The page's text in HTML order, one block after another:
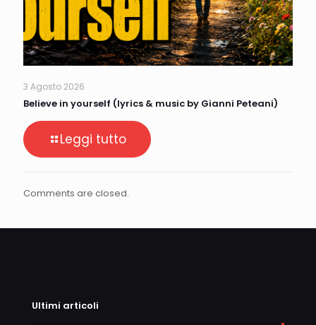
3 Agosto 2026
Believe in yourself (lyrics & music by Gianni Peteani)
Leggi tutto
Comments are closed.
Ultimi articoli